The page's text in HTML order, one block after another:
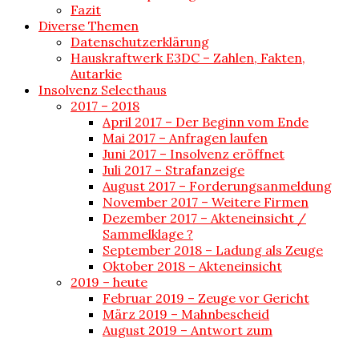
Fazit
Diverse Themen
Datenschutzerklärung
Hauskraftwerk E3DC – Zahlen, Fakten,
Autarkie
Insolvenz Selecthaus
2017 – 2018
April 2017 – Der Beginn vom Ende
Mai 2017 – Anfragen laufen
Juni 2017 – Insolvenz eröffnet
Juli 2017 – Strafanzeige
August 2017 – Forderungsanmeldung
November 2017 – Weitere Firmen
Dezember 2017 – Akteneinsicht /
Sammelklage ?
September 2018 – Ladung als Zeuge
Oktober 2018 – Akteneinsicht
2019 – heute
Februar 2019 – Zeuge vor Gericht
März 2019 – Mahnbescheid
August 2019 – Antwort zum